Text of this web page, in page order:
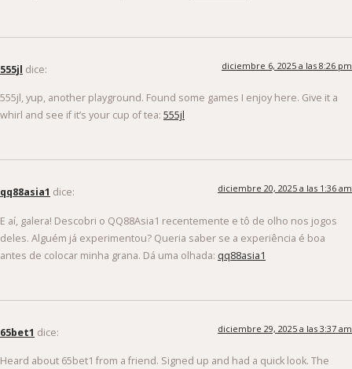
555jl dice: diciembre 6, 2025 a las 8:26 pm
555jl, yup, another playground. Found some games I enjoy here. Give it a
whirl and see if it’s your cup of tea: 555jl
qq88asia1 dice: diciembre 20, 2025 a las 1:36 am
E aí, galera! Descobri o QQ88Asia1 recentemente e tô de olho nos jogos
deles. Alguém já experimentou? Queria saber se a experiência é boa
antes de colocar minha grana. Dá uma olhada: qq88asia1
65bet1 dice: diciembre 29, 2025 a las 3:37 am
Heard about 65bet1 from a friend. Signed up and had a quick look. The